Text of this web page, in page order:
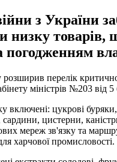
з України
низку товарів,
погодженням
перелік
міністрів №203 від 5
включені: цукрові
сардини, цистерни,
мереж зв'язку та
харчової промисловості.